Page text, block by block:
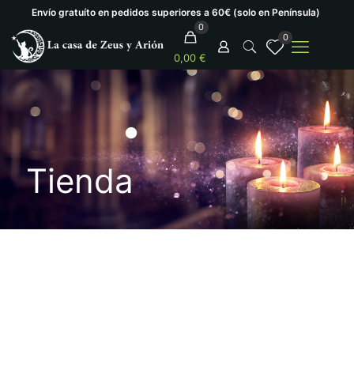
Envío gratuíto en pedidos superiores a 60€ (solo en Península)
0
0,00 €
0
Tienda